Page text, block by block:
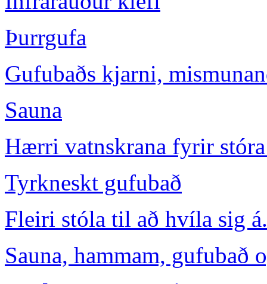
Þurrgufa
Gufubaðs kjarni,
Sauna
Hærri vatnskrana fyrir
Tyrkneskt gufubað
Fleiri stóla til að hvíla sig á.
Sauna, hammam, gufubað